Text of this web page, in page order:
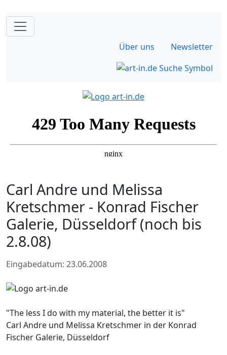
Über uns Newsletter
Carl Andre und Melissa
Kretschmer - Konrad Fischer
Galerie, Düsseldorf (noch bis
2.8.08)
Eingabedatum: 23.06.2008
"The less I do with my material, the better it is"
Carl Andre und Melissa Kretschmer in der Konrad
Fischer Galerie, Düsseldorf